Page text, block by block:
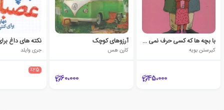
با بچه ها که کسی حرف نمی زند
کیرستن بویه
45،000
آرزوهای کوچک
کارن هس
60،000
جری وایلد
٪25